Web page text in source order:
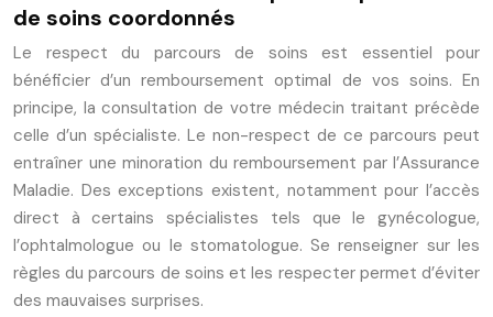
de soins coordonnés
Le respect du parcours de soins est essentiel pour
bénéficier d’un remboursement optimal de vos soins. En
principe, la consultation de votre médecin traitant précède
celle d’un spécialiste. Le non-respect de ce parcours peut
entraîner une minoration du remboursement par l’Assurance
Maladie. Des exceptions existent, notamment pour l’accès
direct à certains spécialistes tels que le gynécologue,
l’ophtalmologue ou le stomatologue. Se renseigner sur les
règles du parcours de soins et les respecter permet d’éviter
des mauvaises surprises.